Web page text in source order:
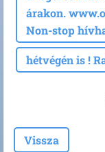
árakon.
Non-stop
hétvégén is !
Vissza